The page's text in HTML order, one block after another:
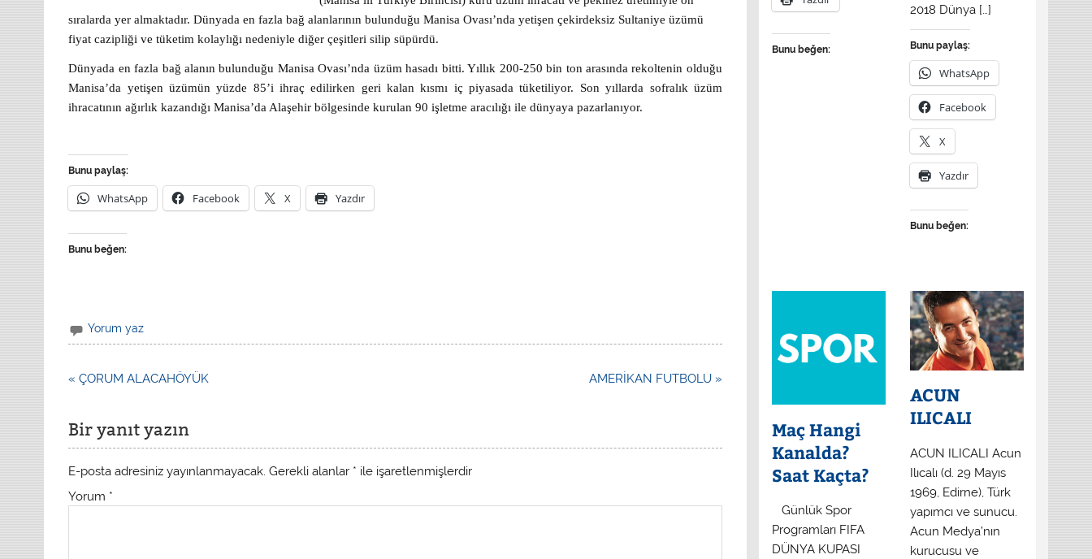
sıralarda yer almaktadır. Dünyada en fazla bağ alanlarının bulunduğu Manisa Ovası’nda yetişen çekirdeksiz Sultaniye üzümü
fiyat cazipliği ve tüketim kolaylığı nedeniyle diğer çeşitleri silip süpürdü.
Dünyada en fazla bağ alanın bulunduğu Manisa Ovası’nda üzüm hasadı bitti. Yıllık 200-250 bin ton arasında rekoltenin olduğu
Manisa’da yetişen üzümün yüzde 85’i ihraç edilirken geri kalan kısmı iç piyasada tüketiliyor. Son yıllarda sofralık üzüm
ihracatının ağırlık kazandığı Manisa’da Alaşehir bölgesinde kurulan 90 işletme aracılığı ile dünyaya pazarlanıyor.
Bunu paylaş:
WhatsApp Facebook X Yazdır
Bunu beğen:
Yorum yaz
« ÇORUM ALACAHÖYÜK AMERİKAN FUTBOLU »
Bir yanıt yazın
E-posta adresiniz yayınlanmayacak. Gerekli alanlar * ile işaretlenmişlerdir
Yorum *
Bunu beğen:
2018 Dünya […]
Bunu paylaş:
WhatsApp
Facebook
X
Yazdır
Bunu beğen:
Maç Hangi
Kanalda?
Saat Kaçta?
​ Günlük Spor
Programları FIFA
DÜNYA KUPASI
ACUN
ILICALI
ACUN ILICALI Acun
Ilıcalı (d. 29 Mayıs
1969, Edirne), Türk
yapımcı ve sunucu.
Acun Medya’nın
kurucusu ve